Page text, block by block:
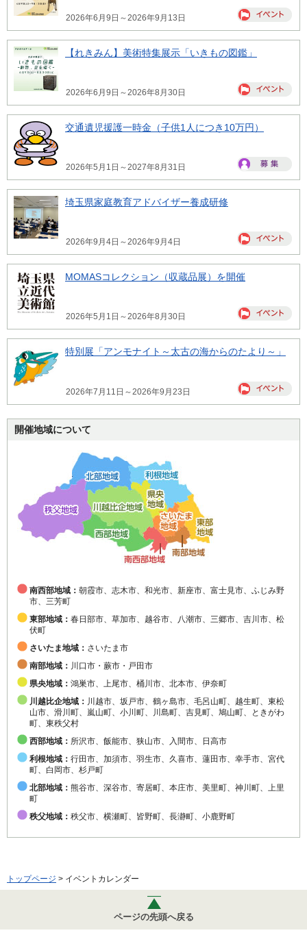
2026年6月9日～2026年9月13日
【れきみん】美術特集展示「いきもの図鑑」
2026年6月9日～2026年8月30日
交通遺児援護一時金（子供1人につき10万円）
2026年5月1日～2027年8月31日
埼玉県家庭教育アドバイザー養成研修
2026年9月4日～2026年9月4日
MOMASコレクション（収蔵品展）を開催
2026年5月1日～2026年8月30日
特別展「アンモナイト～太古の海からのたより～」
2026年7月11日～2026年9月23日
開催地域について
南西部地域： 朝霞市、志木市、和光市、新座市、富士見市、ふじみ野
市、三芳町
東部地域： 春日部市、草加市、越谷市、八潮市、三郷市、吉川市、松
伏町
さいたま地域： さいたま市
南部地域： 川口市・蕨市・戸田市
県央地域： 鴻巣市、上尾市、桶川市、北本市、伊奈町
川越比企地域： 川越市、坂戸市、鶴ヶ島市、毛呂山町、越生町、東松
山市、滑川町、嵐山町、小川町、川島町、吉見町、鳩山町、ときがわ
町、東秩父村
西部地域： 所沢市、飯能市、狭山市、入間市、日高市
利根地域： 行田市、加須市、羽生市、久喜市、蓮田市、幸手市、宮代
町、白岡市、杉戸町
北部地域： 熊谷市、深谷市、寄居町、本庄市、美里町、神川町、上里
町
秩父地域： 秩父市、横瀬町、皆野町、長瀞町、小鹿野町
トップページ > イベントカレンダー
ページの先頭へ戻る